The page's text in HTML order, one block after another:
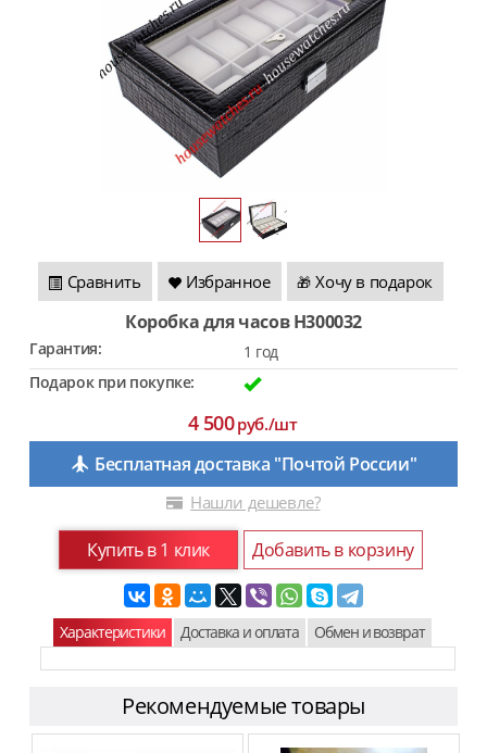
Сравнить Избранное 🎁 Хочу в подарок
Коробка для часов H300032
Гарантия:
1 год
Подарок при покупке:
4 500руб./шт
Бесплатная доставка "Почтой России"
Нашли дешевле?
Купить в 1 клик Добавить в корзину
Характеристики Доставка и оплата Обмен и возврат
Рекомендуемые товары